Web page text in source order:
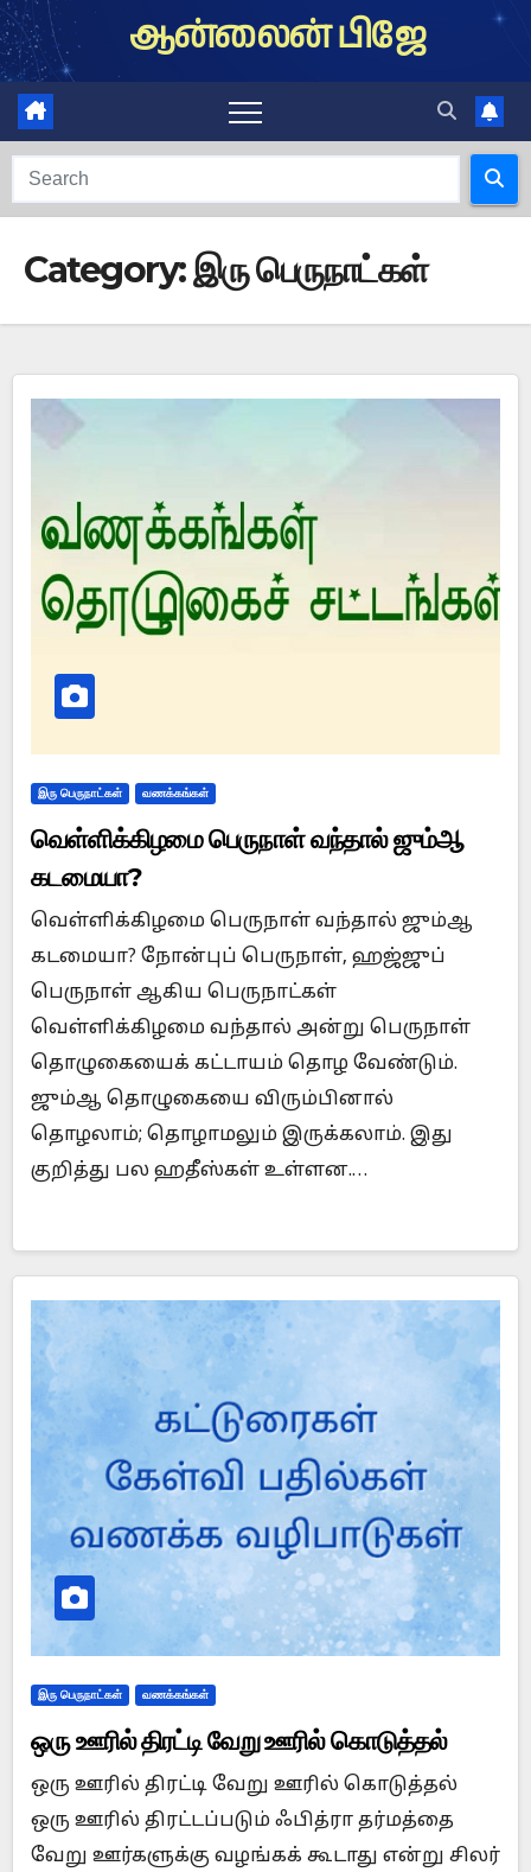
Skip
to
content
ஆன்லைன் பிஜே
Category:இரு பெருநாட்கள்
இரு பெருநாட்கள் வணக்கங்கள்
வெள்ளிக்கிழமை பெருநாள் வந்தால் ஜும்ஆ
கடமையா?
வெள்ளிக்கிழமை பெருநாள் வந்தால் ஜும்ஆ
கடமையா? நோன்புப் பெருநாள், ஹஜ்ஜுப்
பெருநாள் ஆகிய பெருநாட்கள்
வெள்ளிக்கிழமை வந்தால் அன்று பெருநாள்
தொழுகையைக் கட்டாயம் தொழ வேண்டும்.
ஜும்ஆ தொழுகையை விரும்பினால்
தொழலாம்; தொழாமலும் இருக்கலாம். இது
குறித்து பல ஹதீஸ்கள் உள்ளன.…
இரு பெருநாட்கள் வணக்கங்கள்
ஒரு ஊரில் திரட்டி வேறு ஊரில் கொடுத்தல்
ஒரு ஊரில் திரட்டி வேறு ஊரில் கொடுத்தல்
ஒரு ஊரில் திரட்டப்படும் ஃபித்ரா தர்மத்தை
வேறு ஊர்களுக்கு வழங்கக் கூடாது என்று சிலர்